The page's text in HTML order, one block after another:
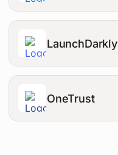
LaunchDarkly
OneTrust